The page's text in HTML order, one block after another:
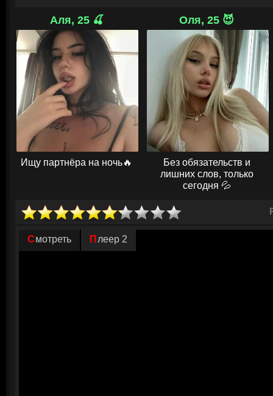
Однако отказ от обряда приводит к цепи неумолимых событий. Мать
испытывать необъяснимый озноб днём и видит призрак мужа по
вентилятора становится началом кошмара. Висэса находит под
стеклянный глаз — улики, указывающие на колдовство. Когда
колдунье, выясняется, что вся семья стала жертвой santet — чёрной
родственником. Теперь счёт идёт на дни, и выжить смогут только те,
призрак отца завершит своё кровавое дело. © ГидОнлайн
Аля, 25 🍒
Ищу партнёра на ночь🔥
Оля, 25 😈
Без обязательств и
лишних слов, только
сегодня 💦
Смотреть Плеер 2